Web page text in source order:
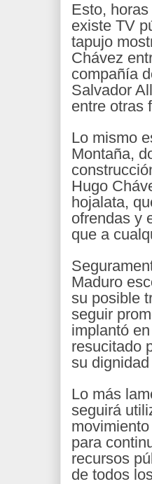
Esto,
existe TV
tapujo
Chávez
compañía
Salvador
entre otras
Lo mismo
Montaña,
Hugo
hojalata,
ofrendas y
que a
Maduro
su posible
seguir
implantó
resucitado
su
Lo más
seguirá
para
recursos
de todos